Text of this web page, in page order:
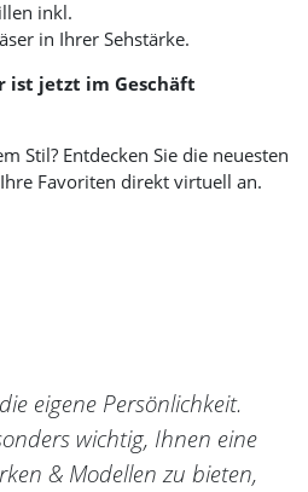
inkl.
in Ihrer Sehstärke.
ist jetzt im Geschäft
Stil? Entdecken Sie die neuesten
Favoriten direkt virtuell an.
eigene Persönlichkeit.
wichtig, Ihnen eine
& Modellen zu bieten,